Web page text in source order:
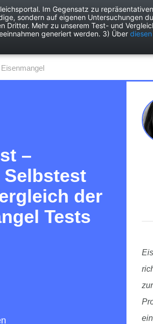
Drogerie Elektronik Freizeit
Eisenmangel
–
der
Tests
Im Gegensatz zu
sondern auf eigenen Untersuchungen
Dritter. Mehr zu unserem Test- und
generiert werden. 3) Über